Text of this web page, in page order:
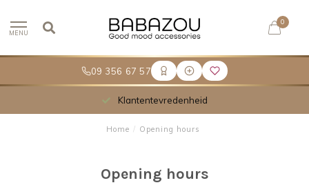
09 356 67 57
MENU
0
Klantentevredenheid
Home / Opening hours
Opening hours